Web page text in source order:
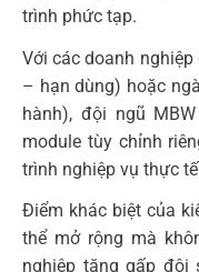
trình phức tạp.
Với các doanh
– hạn dùng) hoặc
hành), đội ngũ
module tùy chỉnh
trình nghiệp vụ thực
Điểm khác biệt của
thể mở rộng mà
nghiệp tăng gấp đôi